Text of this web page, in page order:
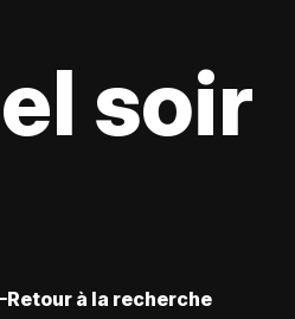
soir
Retour à la recherche